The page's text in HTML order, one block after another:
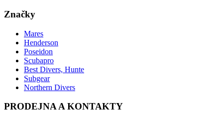
Značky
Mares
Henderson
Poseidon
Scubapro
Best Divers, Hunte
Subgear
Northern Divers
PRODEJNA A KONTAKTY